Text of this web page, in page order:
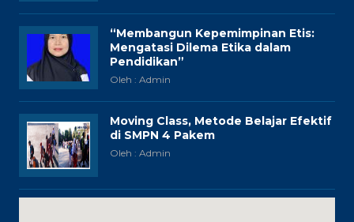
“Membangun Kepemimpinan Etis:
Mengatasi Dilema Etika dalam
Pendidikan”
Oleh : Admin
Moving Class, Metode Belajar Efektif
di SMPN 4 Pakem
Oleh : Admin